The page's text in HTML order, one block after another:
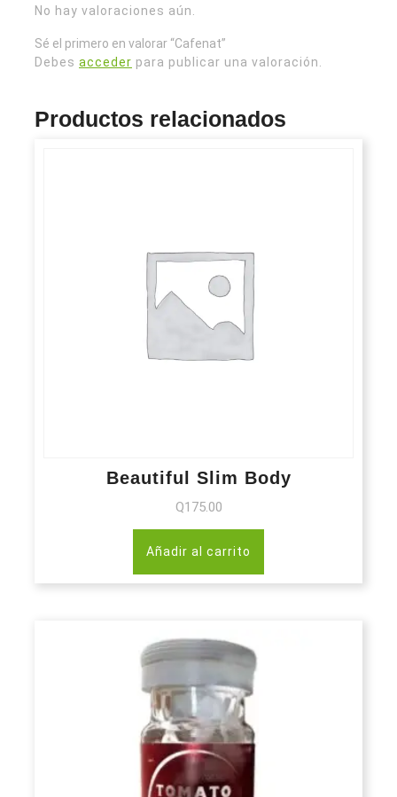
No hay valoraciones aún.
Sé el primero en valorar “Cafenat”
Debes acceder para publicar una valoración.
Productos relacionados
Beautiful Slim Body
Q175.00
Añadir al carrito